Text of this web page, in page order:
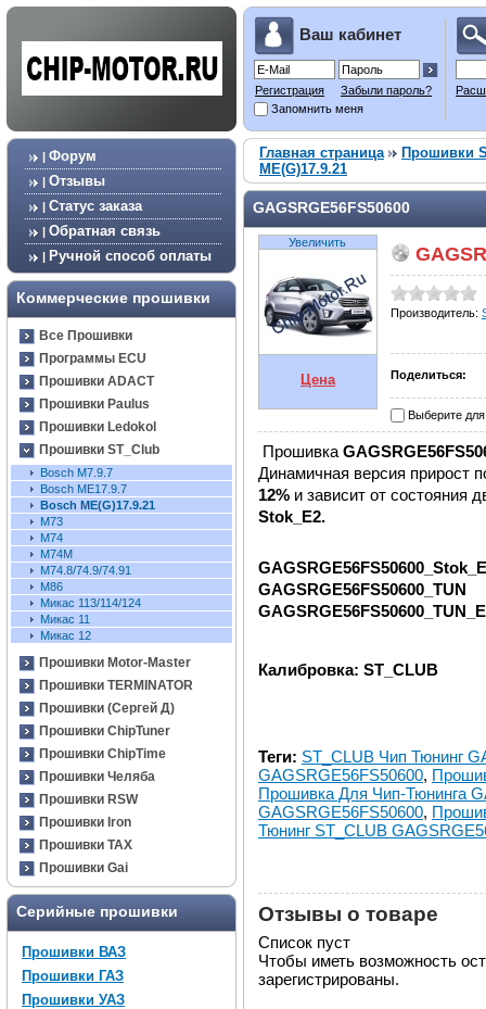
Ваш кабинет
Регистрация
Забыли пароль?
Запомнить меня
| Форум
| Отзывы
| Статус заказа
| Обратная связь
| Ручной способ оплаты
Коммерческие прошивки
Все Прошивки
Программы ECU
Прошивки ADACT
Прошивки Paulus
Прошивки Ledokol
Прошивки ST_Club
Bosch М7.9.7
Bosch ME17.9.7
Bosch ME(G)17.9.21
М73
M74
M74M
М74.8/74.9/74.91
M86
Микас 113/114/124
Микас 11
Микас 12
Прошивки Motor-Master
Прошивки TERMINATOR
Прошивки (Сергей Д)
Прошивки ChipTuner
Прошивки ChipTime
Прошивки Челяба
Прошивки RSW
Прошивки Iron
Прошивки TAX
Прошивки Gai
Серийные прошивки
Прошивки ВАЗ
Прошивки ГАЗ
Прошивки УАЗ
Главная страница
Прошивки
ME(G)17.9.21
GAGSRGE56FS50600
Увеличить
Цена
Производитель:
Поделиться:
Выберите
Прошивка
Динамичная версия прирост
12% и зависит от состояния
Stok_E2.
GAGSRGE56FS50600_TUN
Калибровка: ST_CLUB
Теги: ST_CLUB Чип Тюнинг
GAGSRGE56FS50600,
Прошивка Для Чип-Тюнинга
GAGSRGE56FS50600,
Тюнинг ST_CLUB
Отзывы о товаре
Список пуст
Чтобы иметь возможность
зарегистрированы.